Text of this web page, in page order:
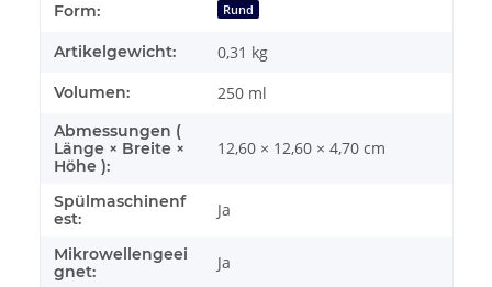
Form: Rund
Artikelgewicht: 0,31 kg
Volumen: 250 ml
Abmessungen (
Länge × Breite ×
Höhe ):
12,60 × 12,60 × 4,70 cm
Spülmaschinenf
est:
Ja
Mikrowellengeei
gnet:
Ja